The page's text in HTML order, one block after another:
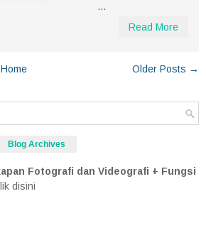
...
Read More
Older Posts →
Home
Blog Archives
Fotografi dan Videografi + Fungsi
disini